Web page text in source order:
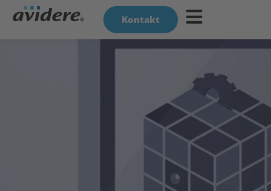
Kontakt